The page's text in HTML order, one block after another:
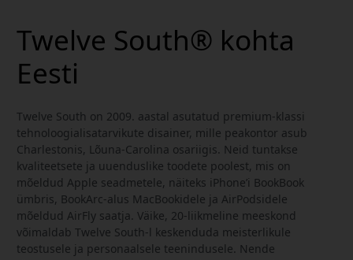
Twelve South® kohta
Eesti
Twelve South on 2009. aastal asutatud premium-klassi
tehnoloogialisatarvikute disainer, mille peakontor asub
Charlestonis, Lõuna-Carolina osariigis. Neid tuntakse
kvaliteetsete ja uuenduslike toodete poolest, mis on
mõeldud Apple seadmetele, näiteks iPhone’i BookBook
ümbris, BookArc-alus MacBookidele ja AirPodsidele
mõeldud AirFly saatja. Väike, 20-liikmeline meeskond
võimaldab Twelve South-l keskenduda meisterlikule
teostusele ja personaalsele teenindusele. Nende